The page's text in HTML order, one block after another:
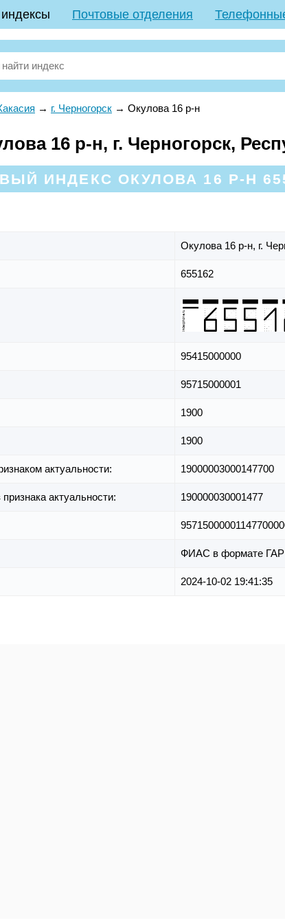
Почтовые отделения
→ г. Черногорск → Окулова 16 р-н
16 р-н, г. Черногорск,
ИНДЕКС ОКУЛОВА 16 Р-Н
Окулова 16 р-н, г.
655162
95415000000
95715000001
1900
1900
актуальности: 19000003000147700
актуальности: 190000030001477
ФИАС в формате ГАР
2024-10-02 19:41:35